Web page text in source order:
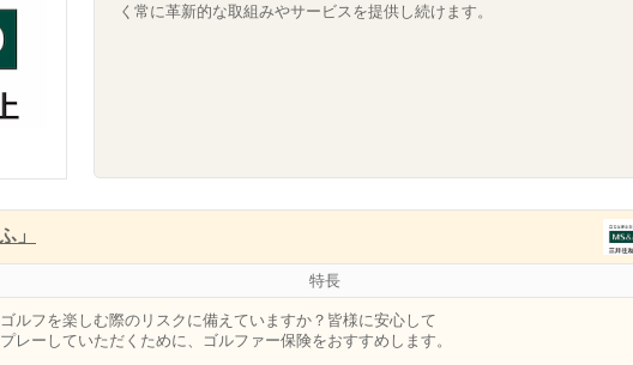
く常に革新的な取組みやサービスを提供し続けます。
」
特長
ゴルフを楽しむ際のリスクに備えていますか？皆様に安心して
プレーしていただくために、ゴルファー保険をおすすめします。